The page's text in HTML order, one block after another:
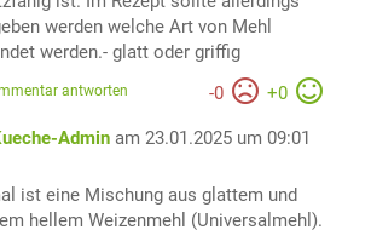
werden welche Art von Mehl
werden.- glatt oder griffig
-0 +0
antworten
Admin am 23.01.2025 um 09:01
ist eine Mischung aus glattem und
hellem Weizenmehl (Universalmehl).